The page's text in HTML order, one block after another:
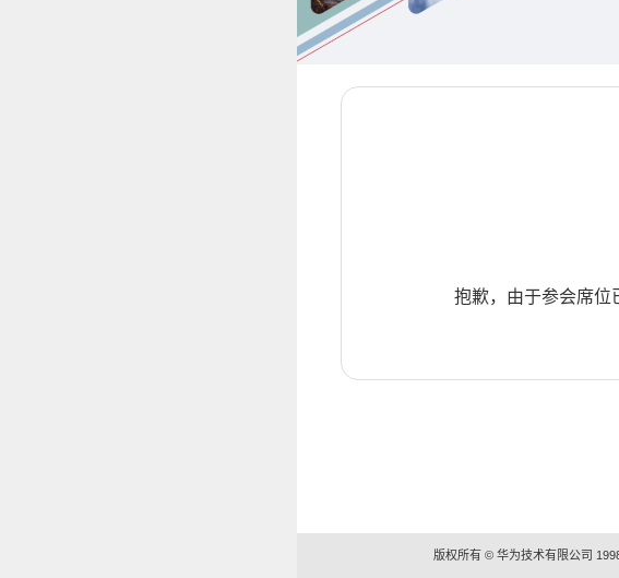
抱歉，由于参会席位
版权所有 © 华为技术有限公司